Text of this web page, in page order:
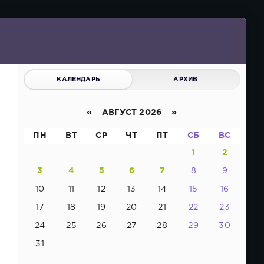
КАЛЕНДАРЬ АРХИВ
« АВГУСТ 2026 »
ПН ВТ СР ЧТ ПТ СБ ВС
1 2
3 4 5 6 7 8 9
10 11 12 13 14 15 16
17 18 19 20 21 22 23
24 25 26 27 28 29 30
31